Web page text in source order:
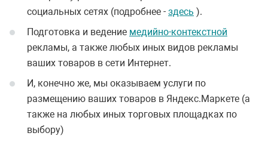
социальных сетях (подробнее - здесь ).
Подготовка и ведение медийно-контекстной
рекламы, а также любых иных видов рекламы
ваших товаров в сети Интернет.
И, конечно же, мы оказываем услуги по
размещению ваших товаров в Яндекс.Маркете (а
также на любых иных торговых площадках по
выбору)